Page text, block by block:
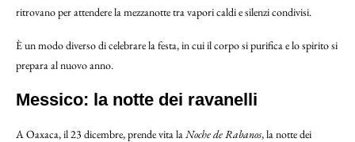
ritrovano per attendere la mezzanotte tra vapori caldi e silenzi condivisi.
È un modo diverso di celebrare la festa, in cui il corpo si purifica e lo spirito si
prepara al nuovo anno.
Messico: la notte dei ravanelli
A Oaxaca, il 23 dicembre, prende vita laNoche de Rabanos, la notte dei